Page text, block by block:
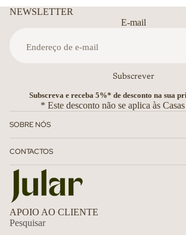
NEWSLETTER
E-mail
Subscrever
Subscreva e receba 5%* de desconto na sua
* Este desconto não se aplica às
SOBRE NÓS
CONTACTOS
APOIO AO CLIENTE
Pesquisar